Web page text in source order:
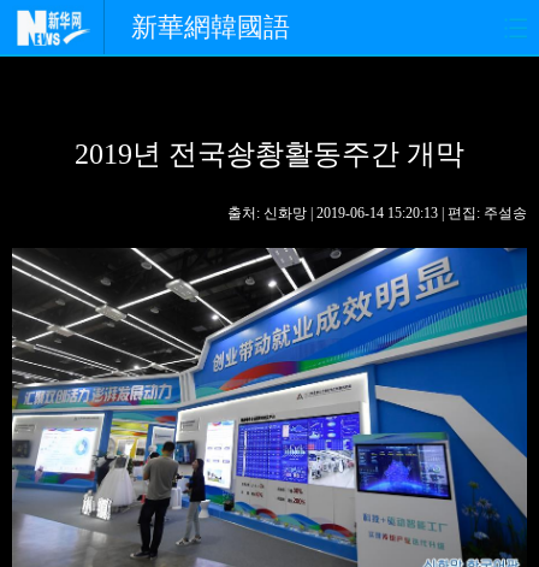
新華網韓國語
경제 사회 포토
핫 TV 문화
연예 관광 오피니언
생생 중국어
2019년 전국솽촹활동주간 개막
출처: 신화망 | 2019-06-14 15:20:13 | 편집: 주설송